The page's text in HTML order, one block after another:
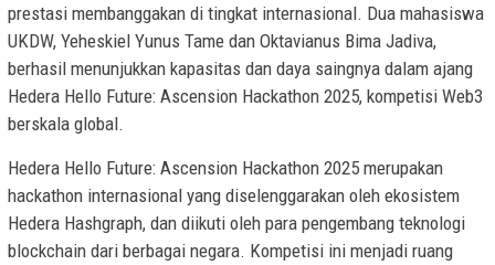
prestasi membanggakan di tingkat internasional. Dua mahasiswa
UKDW, Yeheskiel Yunus Tame dan Oktavianus Bima Jadiva,
berhasil menunjukkan kapasitas dan daya saingnya dalam ajang
Hedera Hello Future: Ascension Hackathon 2025, kompetisi Web3
berskala global.
Hedera Hello Future: Ascension Hackathon 2025 merupakan
hackathon internasional yang diselenggarakan oleh ekosistem
Hedera Hashgraph, dan diikuti oleh para pengembang teknologi
blockchain dari berbagai negara. Kompetisi ini menjadi ruang